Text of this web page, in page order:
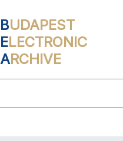
BUDAPEST
ELECTRONIC
ARCHIVE